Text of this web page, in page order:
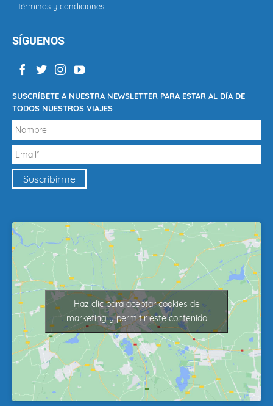
Términos y condiciones
SÍGUENOS
SUSCRÍBETE A NUESTRA NEWSLETTER PARA ESTAR AL DÍA DE
TODOS NUESTROS VIAJES
Haz clic para aceptar cookies de
marketing y permitir este contenido